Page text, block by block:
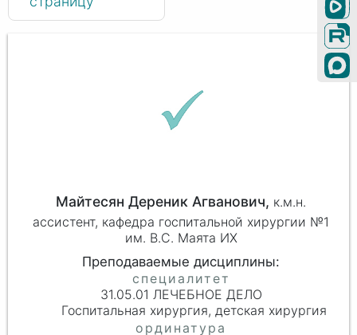
Майтесян Дереник Агванович, к.м.н.
ассистент, кафедра госпитальной хирургии №1
им. В.С. Маята ИХ
31.05.01 ЛЕЧЕБНОЕ ДЕЛО
Госпитальная хирургия, детская хирургия